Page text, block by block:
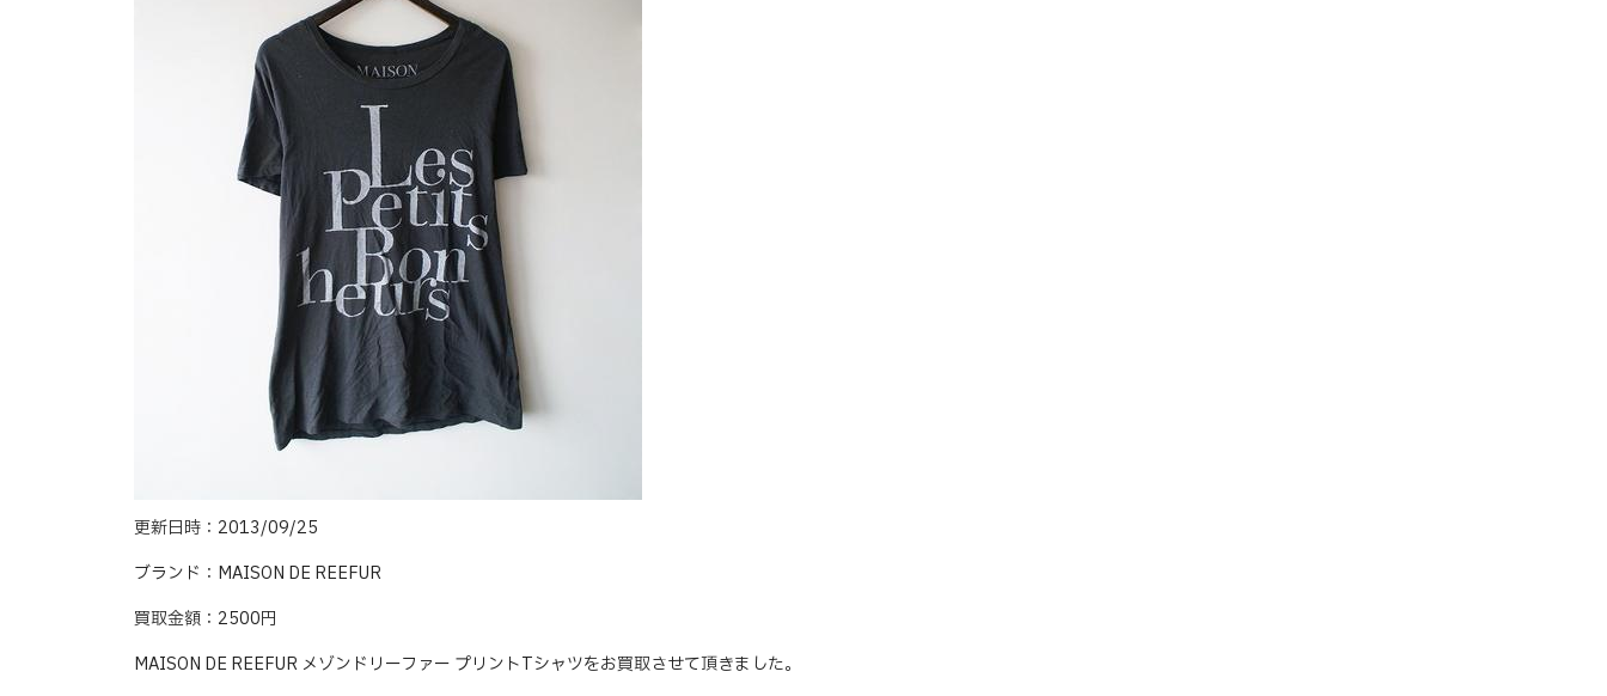
更新日時：2013/09/25
ブランド：MAISON DE REEFUR
買取金額：2500円
MAISON DE REEFUR メゾンドリーファー プリントTシャツをお買取させて頂きました。